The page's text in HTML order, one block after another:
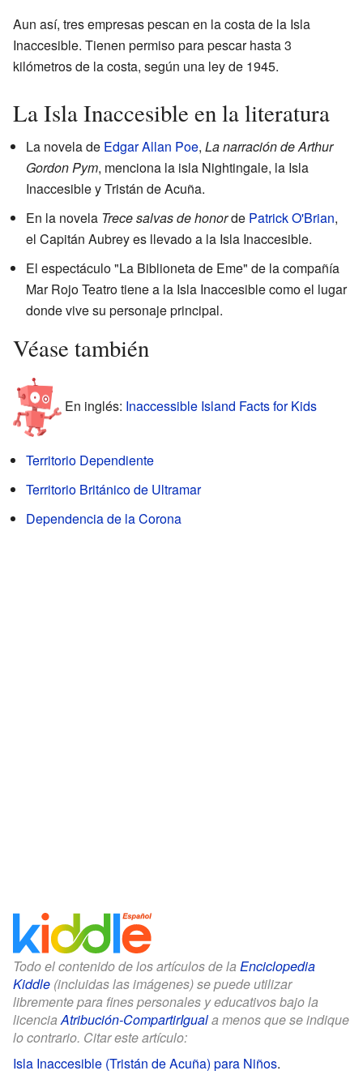
Aun así, tres empresas pescan en la costa de la Isla
Inaccesible. Tienen permiso para pescar hasta 3
kilómetros de la costa, según una ley de 1945.
La Isla Inaccesible en la literatura
La novela de Edgar Allan Poe, La narración de Arthur
Gordon Pym, menciona la isla Nightingale, la Isla
Inaccesible y Tristán de Acuña.
En la novela Trece salvas de honorde Patrick O'Brian,
el Capitán Aubrey es llevado a la Isla Inaccesible.
El espectáculo "La Biblioneta de Eme" de la compañía
Mar Rojo Teatro tiene a la Isla Inaccesible como el lugar
donde vive su personaje principal.
Véase también
En inglés: Inaccessible Island Facts for Kids
Territorio Dependiente
Territorio Británico de Ultramar
Dependencia de la Corona
Todo el contenido de los artículos de la Enciclopedia
Kiddle (incluidas las imágenes) se puede utilizar
libremente para fines personales y educativos bajo la
licenciaAtribución-CompartirIguala menos que se indique
lo contrario. Citar este artículo:
Isla Inaccesible (Tristán de Acuña) para Niños.